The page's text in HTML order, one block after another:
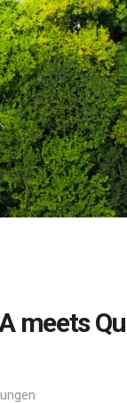
meets